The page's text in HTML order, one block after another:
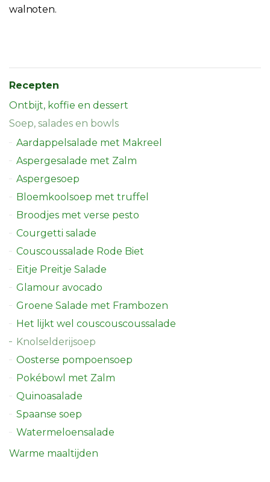
walnoten.
Recepten
Ontbijt, koffie en dessert
Soep, salades en bowls
Aardappelsalade met Makreel
Aspergesalade met Zalm
Aspergesoep
Bloemkoolsoep met truffel
Broodjes met verse pesto
Courgetti salade
Couscoussalade Rode Biet
Eitje Preitje Salade
Glamour avocado
Groene Salade met Frambozen
Het lijkt wel couscouscoussalade
Knolselderijsoep
Oosterse pompoensoep
Pokébowl met Zalm
Quinoasalade
Spaanse soep
Watermeloensalade
Warme maaltijden